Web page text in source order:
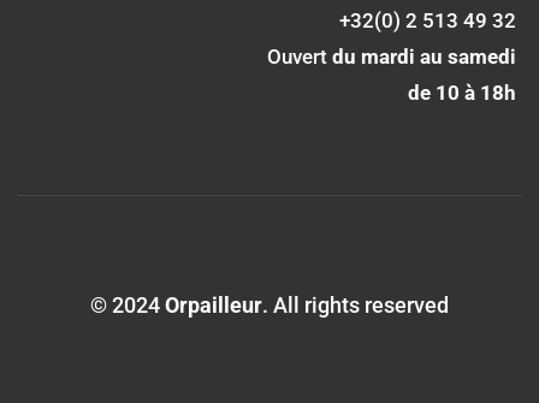
+32(0) 2 513 49 32
Ouvert du mardi au samedi
de 10 à 18h
© 2024Orpailleur. All rights reserved